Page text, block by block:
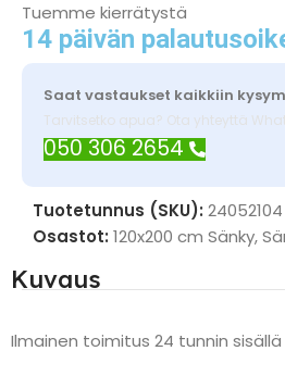
Tuemme kierrätystä
14 päivän
Saat vastaukset kaikkiin
Tarvitsetko apua? Ota yhteyttä
050 306 2654
Tuotetunnus (SKU): 24052104
Osastot: 120x200 cm Sänky,
Kuvaus
Ilmainen toimitus 24 tunnin sisällä